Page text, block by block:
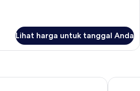
Lihat harga untuk tanggal Anda
Istana